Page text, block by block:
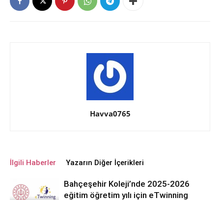
Havva0765
İlgili Haberler Yazarın Diğer İçerikleri
Bahçeşehir Koleji’nde 2025-2026
eğitim öğretim yılı için eTwinning